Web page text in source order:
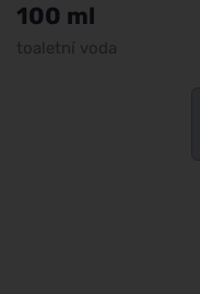
100 ml
toaletní voda